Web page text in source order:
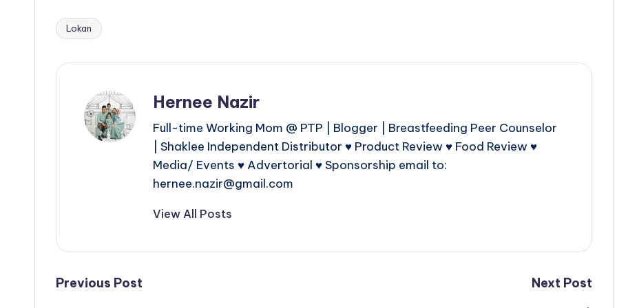
Tags:
Lokan
Hernee Nazir
Full-time Working Mom @ PTP | Blogger | Breastfeeding Peer Counselor
| Shaklee Independent Distributor ♥ Product Review ♥ Food Review ♥
Media/ Events ♥ Advertorial ♥ Sponsorship email to:
hernee.nazir@gmail.com
View All Posts
Post
Previous Post Next Post